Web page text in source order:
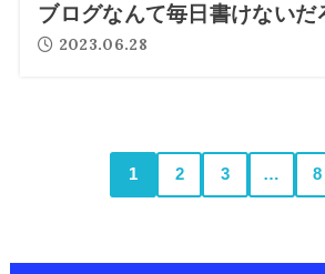
ブログなんて毎日書けないだ
2023.06.28
1 2 3 … 8